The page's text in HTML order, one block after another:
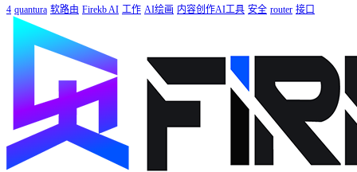
4 quantura 软路由 Firekb AI 工作 AI绘画 内容创作AI工具 安全 router 接口